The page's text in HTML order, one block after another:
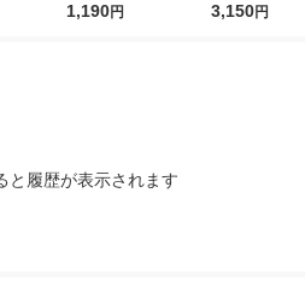
横25cm
1巻 オリジナル
1,190円
法：縦24cm×
3,150円
と履歴が表示されます